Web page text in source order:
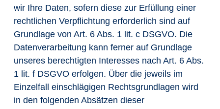
wir Ihre Daten, sofern diese zur Erfüllung einer
rechtlichen Verpflichtung erforderlich sind auf
Grundlage von Art. 6 Abs. 1 lit. c DSGVO. Die
Datenverarbeitung kann ferner auf Grundlage
unseres berechtigten Interesses nach Art. 6 Abs.
1 lit. f DSGVO erfolgen. Über die jeweils im
Einzelfall einschlägigen Rechtsgrundlagen wird
in den folgenden Absätzen dieser